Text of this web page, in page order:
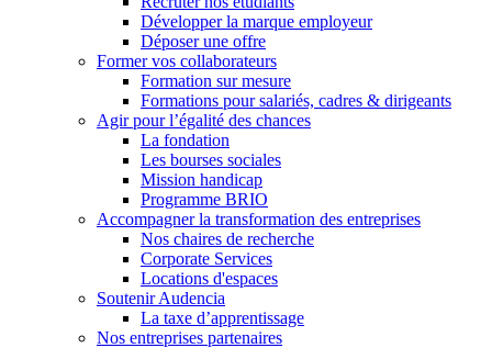
Développer la marque employeur
Déposer une offre
Former vos collaborateurs
Formation sur mesure
Formations pour salariés, cadres & dirigeants
Agir pour l’égalité des chances
La fondation
Les bourses sociales
Mission handicap
Programme BRIO
Accompagner la transformation des entreprises
Nos chaires de recherche
Corporate Services
Locations d'espaces
Soutenir Audencia
La taxe d’apprentissage
Nos entreprises partenaires